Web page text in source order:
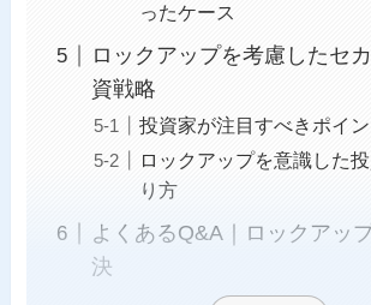
ったケース
ロックアップを考慮したセ
資戦略
投資家が注目すべきポイン
ロックアップを意識した
り方
よくあるQ&A｜ロックアッ
決